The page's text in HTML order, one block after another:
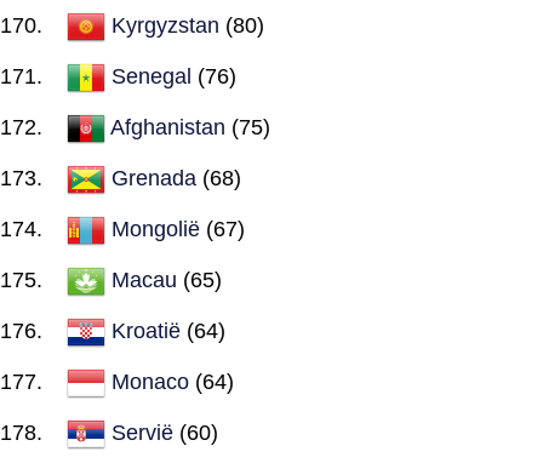
Kyrgyzstan (80)
Senegal (76)
Afghanistan (75)
Grenada (68)
Mongolië (67)
Macau (65)
Kroatië (64)
Monaco (64)
Servië (60)